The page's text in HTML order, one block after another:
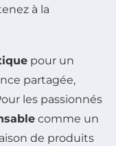
à la
pour un
partagée,
les passionnés
comme un
de produits